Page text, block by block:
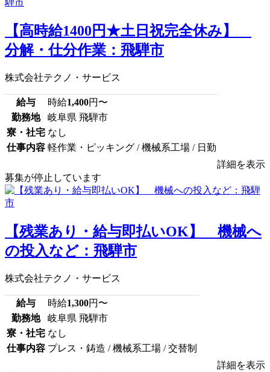
【高時給1400円★土日祝完全休み】
分解・仕分作業：飛騨市
株式会社テクノ・サービス
給与 時給1,400円〜
勤務地
岐阜県 飛騨市
寮・社宅 なし
仕事内容 軽作業・ピッキング / 機械系工場 / 日勤
詳細を表示
募集が停止しています
【残業あり・給与即払いOK】 機械へ
の投入など：飛騨市
株式会社テクノ・サービス
給与 時給1,300円〜
勤務地
岐阜県 飛騨市
寮・社宅 なし
仕事内容 プレス・鋳造 / 機械系工場 / 交替制
詳細を表示